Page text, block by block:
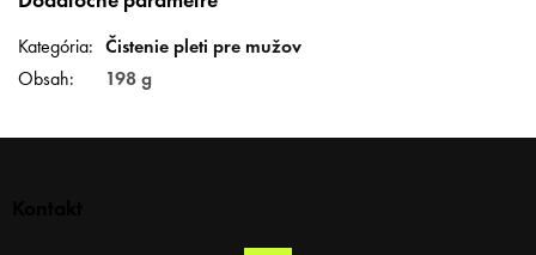
Kategória: Čistenie pleti pre mužov
Obsah: 198 g